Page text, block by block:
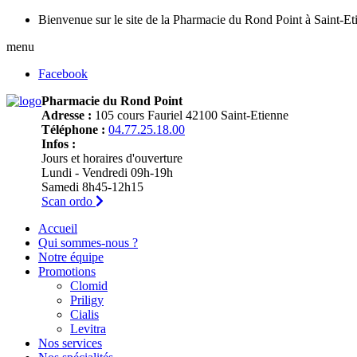
Bienvenue sur le site de la Pharmacie du Rond Point à Saint-
menu
Facebook
Pharmacie du Rond Point
Adresse : 105 cours Fauriel 42100 Saint-Etienne
Téléphone : 04.77.25.18.00
Infos :
Jours et horaires d'ouverture
Lundi - Vendredi 09h-19h
Samedi 8h45-12h15
Scan ordo
Accueil
Qui sommes-nous ?
Notre équipe
Promotions
Clomid
Priligy
Cialis
Levitra
Nos services